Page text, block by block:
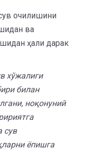
сув очилишини
ва
ҳали дарак
хўжалиги
билан
ноқонуний
сув
ёпишга